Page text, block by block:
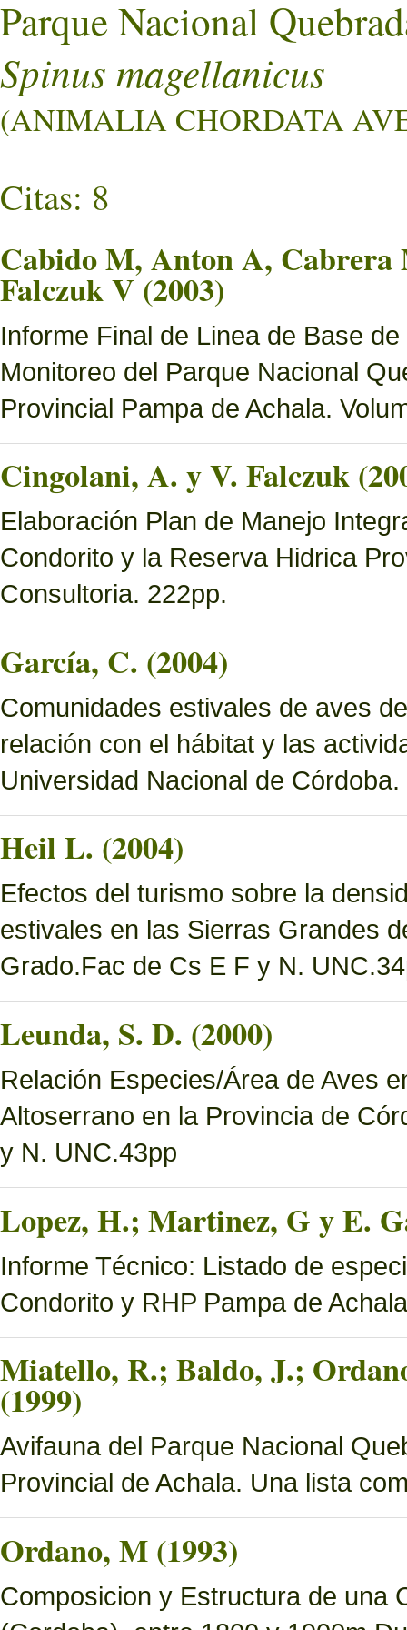
Parque Nacional
Spinus magellanicus
(ANIMALIA CHORDATA
Citas: 8
Cabido M, Anton A,
Falczuk V (2003)
Informe Final de Linea de Base
Monitoreo del Parque Nacional
Provincial Pampa de Achala.
Cingolani, A. y V. Falczuk
Elaboración Plan de Manejo
Condorito y la Reserva Hidrica
Consultoria. 222pp.
García, C. (2004)
Comunidades estivales de aves
relación con el hábitat y las
Universidad Nacional de
Heil L. (2004)
Efectos del turismo sobre la
estivales en las Sierras Grandes
Grado.Fac de Cs E F y N.
Leunda, S. D. (2000)
Relación Especies/Área de Aves
Altoserrano en la Provincia de
y N. UNC.43pp
Lopez, H.; Martinez, G y E.
Informe Técnico: Listado de
Condorito y RHP Pampa de Achala
Miatello, R.; Baldo, J.;
(1999)
Avifauna del Parque Nacional
Provincial de Achala. Una lista
Ordano, M (1993)
Composicion y Estructura de una